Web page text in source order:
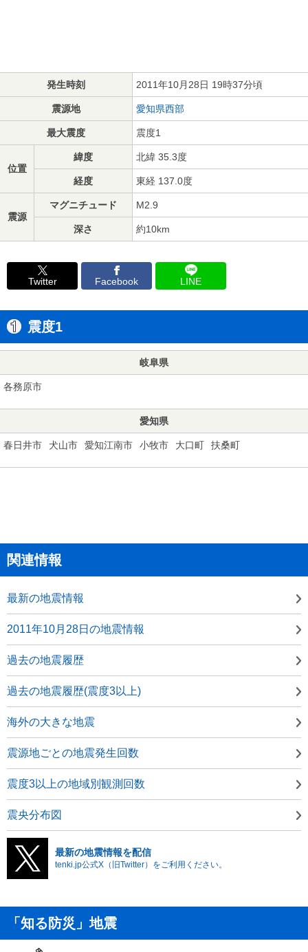
発生時刻 2011年10月28日 19時37分頃
震源地 愛知県西部
最大震度 震度1
位置
緯度 北緯 35.3度
経度 東経 137.0度
震源
マグニチュード M2.9
深さ 約10km
Twitter Facebook LINE
震度1
岐阜県
各務原市
愛知県
春日井市 犬山市 愛知江南市 小牧市 大口町 扶桑町
関連情報
最新の地震情報
2011年10月28日の地震情報
過去の地震履歴
過去の地震履歴(震度3以上)
海外の大きな地震
震源地ごとの地震発生回数
震度3以上の地域別観測回数
震央分布図
最新の地震情報を配信
tenki.jp公式X（旧Twitter）をご利用ください。
「知る防災」地震